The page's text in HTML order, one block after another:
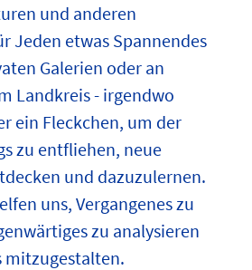
und anderen
Jeden etwas Spannendes
Galerien oder an
Landkreis - irgendwo
ein Fleckchen, um der
zu entfliehen, neue
und dazuzulernen.
uns, Vergangenes zu
zu analysieren
mitzugestalten.